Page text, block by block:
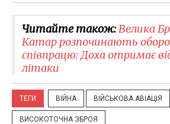
Читайте також:Велика
Катар розпочинають
співпрацю: Доха отримає
літаки
ТЕГИ ВІЙНА ВІЙСЬКОВА АВІАЦІЯ
ВИСОКОТОЧНА ЗБРОЯ